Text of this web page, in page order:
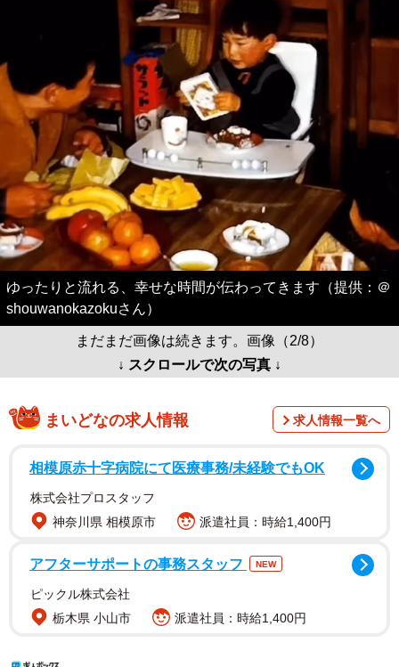
ゆったりと流れる、幸せな時間が伝わってきます（提供：＠
shouwanokazokuさん）
まだまだ画像は続きます。画像（2/8）
↓ スクロールで次の写真 ↓
まいどなの求人情報 求人情報一覧へ
相模原赤十字病院にて医療事務/未経験でもOK
株式会社プロスタッフ
神奈川県 相模原市
派遣社員：時給1,400円
アフターサポートの事務スタッフ NEW
ピックル株式会社
栃木県 小山市
派遣社員：時給1,400円